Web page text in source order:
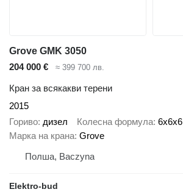
Grove GMK 3050
204 000 €
≈ 399 700 лв.
Кран за всякакви терени
2015
Гориво дизел Колесна формула 6x6x6
Марка на крана Grove
Полша, Baczyna
Elektro-bud